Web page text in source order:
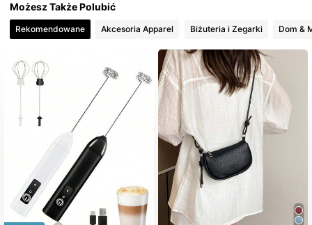
Możesz Także Polubić
Rekomendowane Akcesoria Apparel Biżuteria i Zegarki